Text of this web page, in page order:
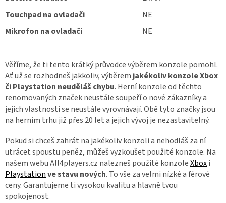
Touchpad na ovladači
NE
Mikrofon na ovladači
NE
Věříme, že ti tento krátký průvodce výběrem konzole pomohl.
Ať už se rozhodneš jakkoliv, výběrem jakékoliv konzole Xbox
či Playstation neuděláš chybu. Herní konzole od těchto
renomovaných značek neustále soupeří o nové zákazníky a
jejich vlastnosti se neustále vyrovnávají. Obě tyto značky jsou
na herním trhu již přes 20 let a jejich vývoj je nezastavitelný.
Pokud si chceš zahrát na jakékoliv konzoli a nehodláš za ní
utrácet spoustu peněz, můžeš vyzkoušet použité konzole. Na
našem webu All4players.cz nalezneš použité konzoleXboxi
Playstationve stavu nových. To vše za velmi nízké a férové
ceny. Garantujeme ti vysokou kvalitu a hlavně tvou
spokojenost.